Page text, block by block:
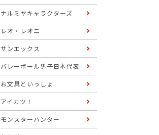
ナルミヤキャラクターズ
レオ・レオニ
サンエックス
バレーボール男子日本代表
お文具といっしょ
アイカツ！
モンスターハンター